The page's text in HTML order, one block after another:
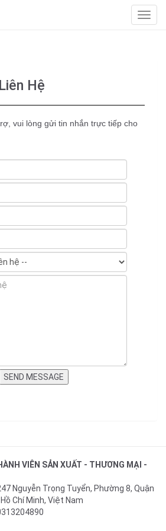
Hệ
vui lòng gửi tin nhắn trực tiếp cho
VIÊN SẢN XUẤT - THƯƠNG MẠI -
Nguyễn Trọng Tuyển, Phường 8, Quận
Chí Minh, Việt Nam